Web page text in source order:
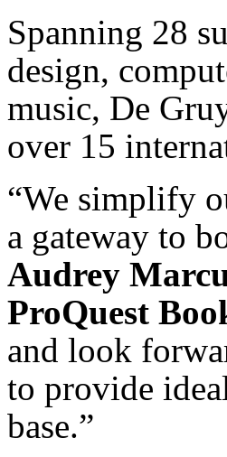
Spanning 28
design,
music, De
over 15
“We simplify
a gateway to
Audrey
ProQuest
and look
to provide
base.”